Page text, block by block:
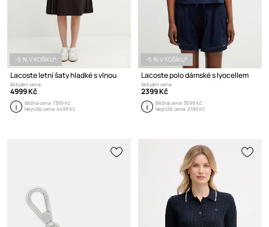
-5 % V KOŠÍKU*
Lacoste letní šaty hladké s vlnou
Aktuální cena:
4999 Kč
Běžná cena:7399 Kč
Nejnižší cena:4499 Kč
-5 % V KOŠÍKU*
Lacoste polo dámské s lyocellem
Aktuální cena:
2399 Kč
Běžná cena:3599 Kč
Nejnižší cena:2199 Kč